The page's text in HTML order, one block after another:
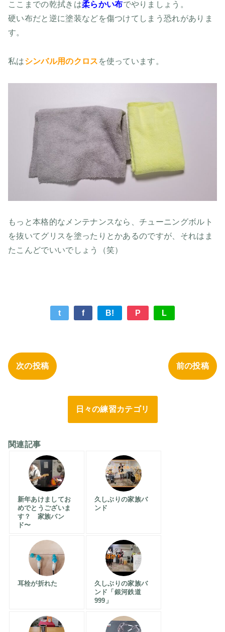
ここまでの乾拭きは柔らかい布でやりましょう。
硬い布だと逆に塗装などを傷つけてしまう恐れがありま
す。
私はシンバル用のクロス を使っています。
もっと本格的なメンテナンスなら、チューニングボルト
を抜いてグリスを塗ったりとかあるのですが、それはま
たこんどでいいでしょう（笑）
t f B! P L
次の投稿 前の投稿
日々の練習カテゴリ
関連記事
新年あけましてお
めでとうございま
す？ 家族バン
ド〜
久しぶりの家族バ
ンド
耳栓が折れた
久しぶりの家族バ
ンド「銀河鉄道
999」